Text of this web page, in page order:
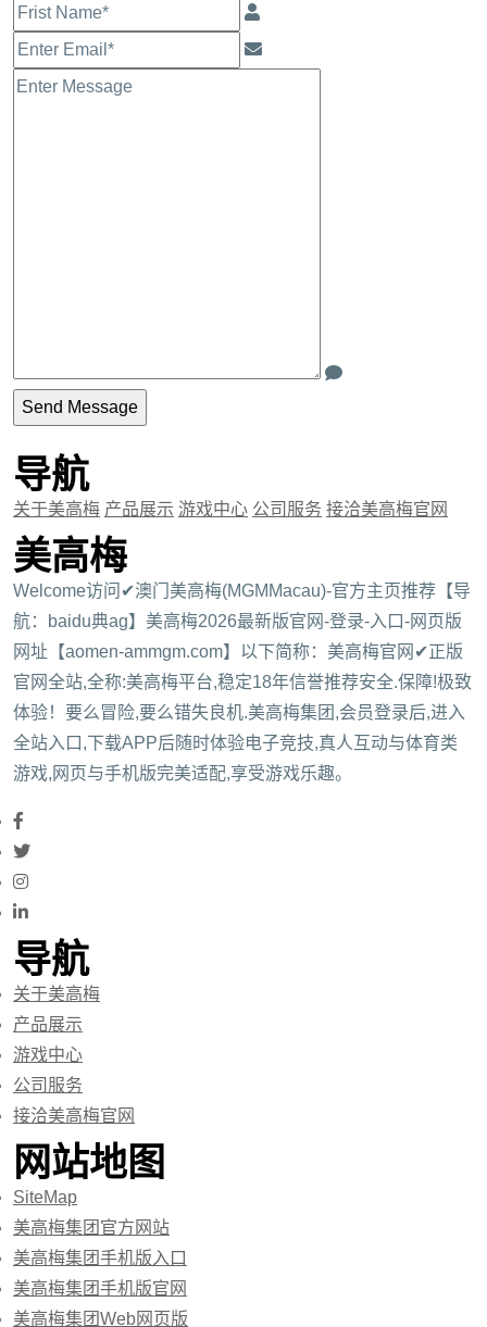
导航
关于美高梅 产品展示 游戏中心 公司服务 接洽美高梅官网
美高梅
Welcome访问✔澳门美高梅(MGMMacau)-官方主页推荐【导
航：baidu典ag】美高梅2026最新版官网-登录-入口-网页版
网址【aomen-ammgm.com】以下简称：美高梅官网✔正版
官网全站,全称:美高梅平台,稳定18年信誉推荐安全.保障!极致
体验！要么冒险,要么错失良机.美高梅集团,会员登录后,进入
全站入口,下载APP后随时体验电子竞技,真人互动与体育类
游戏,网页与手机版完美适配,享受游戏乐趣。
导航
关于美高梅
产品展示
游戏中心
公司服务
接洽美高梅官网
网站地图
SiteMap
美高梅集团官方网站
美高梅集团手机版入口
美高梅集团手机版官网
美高梅集团Web网页版